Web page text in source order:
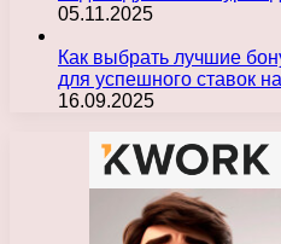
05.11.2025
Как выбрать лучшие
для успешного ставок
16.09.2025